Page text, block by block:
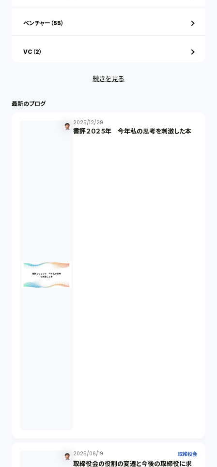
ベンチャー（55）
VC（2）
最近の話題（122）
契約（2）
続きを見る
最新のブログ
2025/12/29
書評２０２５年 今年私の思考を刺激した本
2025/06/19 取締役会
取締役会の役割の変遷と今後の取締役に求